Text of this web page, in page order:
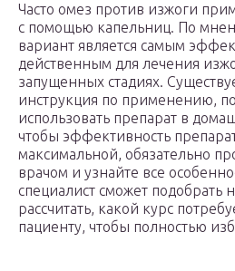
Часто омез против изжоги
с помощью капельниц. По
вариант является самым
действенным для лечения
запущенных стадиях.
инструкция по применению,
использовать препарат в
чтобы эффективность
максимальной, обязательно
врачом и узнайте все
специалист сможет подобрать
рассчитать, какой курс
пациенту, чтобы полностью